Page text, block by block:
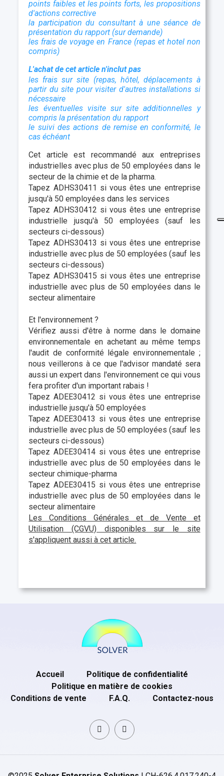
points faibles et les points forts, les propositions
d'actions corrective
la participation du consultant à une séance de
présentation du rapport (sur demande)
les frais de voyage en France (repas et hotel non
compris)
L'achat de cet article n'inclut pas
les frais sur site (repas, hôtel, déplacements à
partir du site pour visiter d'autres installations si
nécessaire
les éventuelles visite sur site additionnelles y
compris la présentation du rapport
le suivi des actions de remise en conformité, le
cas échéant
Cet article est recommandé aux entreprises
industrielles avec plus de 50 employées dans le
secteur de la chimie et de la pharma.
Tapez ADHS30411 si vous êtes une entreprise
jusqu'à 50 employées dans les services
Tapez ADHS30412 si vous êtes une entreprise
industrielle jusqu'à 50 employées (sauf les
secteurs ci-dessous)
Tapez ADHS30413 si vous êtes une entreprise
industrielle avec plus de 50 employées (sauf les
secteurs ci-dessous)
Tapez ADHS30415 si vous êtes une entreprise
industrielle avec plus de 50 employées dans le
secteur alimentaire
Et l'environnement ?
Vérifiez aussi d'être à norme dans le domaine
environnementale en achetant au même temps
l'audit de conformité légale environnementale ;
nous veillerons à ce que l'advisor mandaté sera
aussi un expert dans l'environnement ce qui vous
fera profiter d'un important rabais !
Tapez ADEE30412 si vous êtes une entreprise
industrielle jusqu'à 50 employées
Tapez ADEE30413 si vous êtes une entreprise
industrielle avec plus de 50 employées (sauf les
secteurs ci-dessous)
Tapez ADEE30414 si vous êtes une entreprise
industrielle avec plus de 50 employées dans le
secteur chimique-pharma
Tapez ADEE30415 si vous êtes une entreprise
industrielle avec plus de 50 employées dans le
secteur alimentaire
Les Conditions Générales et de Vente et
Utilisation (CGVU) disponibles sur le site
s'appliquent aussi à cet article.
Accueil
Politique de confidentialité
Politique en matière de cookies
Conditions de vente
F.A.Q. Contactez-nous